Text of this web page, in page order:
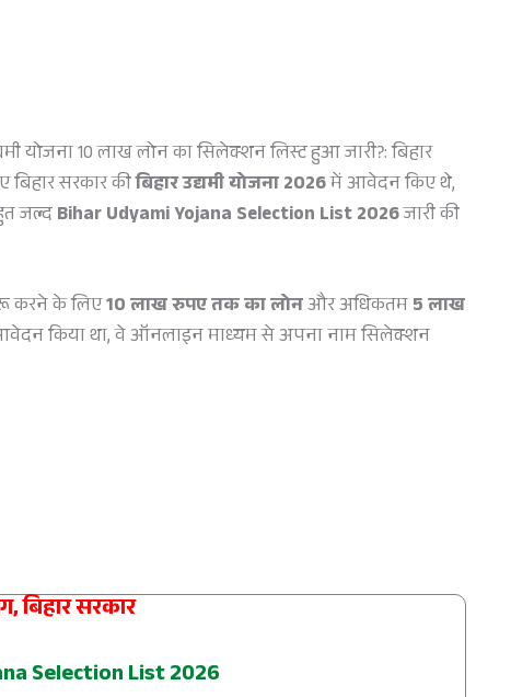
योजना 10 लाख लोन का सिलेक्शन लिस्ट हुआ जारी?: बिहार
सरकार कीबिहार उद्यमी योजना 2026में आवेदन किए थे,
जल्दBihar Udyami Yojana Selection List 2026जारी की
करने के लिए10 लाख रुपए तक का लोनऔर अधिकतम5 लाख
आवेदन किया था, वे ऑनलाइन माध्यम से अपना नाम सिलेक्शन
बिहार सरकार
Selection List 2026